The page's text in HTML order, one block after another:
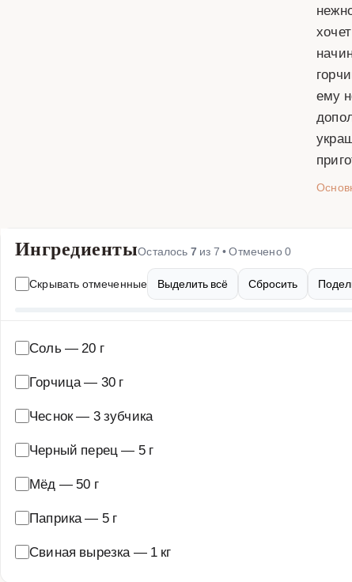
ему
ИнгредиентыОсталось 7из 7 • Отмечено0
Скрывать отмеченные Выделить всё Сбросить
Соль — 20 г
Горчица— 30 г
Чеснок— 3 зубчика
Черный перец — 5 г
Мёд — 50 г
Паприка— 5 г
Свиная вырезка — 1 кг